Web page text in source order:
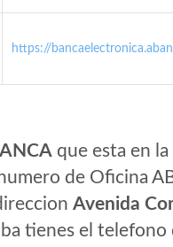
https://
que esta en
de Oficina
Avenida
tienes el telefono